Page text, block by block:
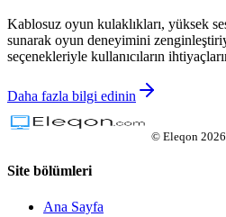
Kablosuz oyun kulaklıkları, yüksek
sunarak oyun deneyimini
seçenekleriyle kullanıcıların
Daha fazla bilgi edinin
© Eleqon 2026
Site bölümleri
Ana Sayfa